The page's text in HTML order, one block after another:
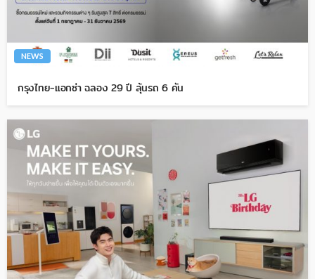
NEWS
กรุงไทย-แอกซ่า ฉลอง 29 ปี ลุ้นรถ 6 คัน